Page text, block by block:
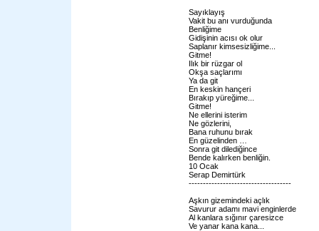
Sayıklayış
Vakit bu anı vurduğunda
Benliğime
Gidişinin acısı ok olur
Saplanır kimsesizliğime...
Gitme!
Ilık bir rüzgar ol
Okşa saçlarımı
Ya da git
En keskin hançeri
Bırakıp yüreğime...
Gitme!
Ne ellerini isterim
Ne gözlerini,
Bana ruhunu bırak
En güzelinden …
Sonra git dilediğince
Bende kalırken benliğin.
10 Ocak
Serap Demirtürk
------------------------------------
Aşkın gizemindeki açlık
Savurur adamı mavi enginlerde
Al kanlara sığınır çaresizce
Ve yanar kana kana...